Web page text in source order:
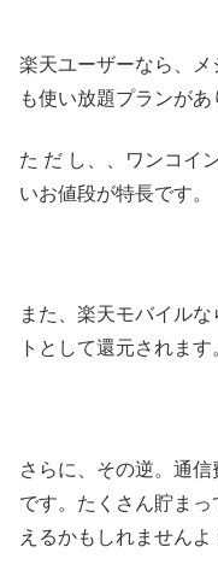
楽天ユーザーなら、
も使い放題プランがあ
た だ し、、ワンコイ
いお値段が特長です。
また、楽天モバイル
トとして還元されます
さらに、その逆。通
です。たくさん貯ま
えるかもしれませんよ